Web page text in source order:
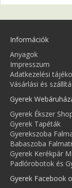
Információk
Anyagok
Impresszum
Adatkezelési
Vásárlási és
Gyerek
Gyerek Ékszer
Gyerek Tapéták
Gyerekszoba
Babaszoba
Gyerek Kerékpár
Padlórobotok és
Gyerek Facebook